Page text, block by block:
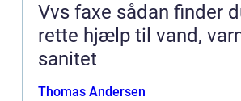
Vvs faxe sådan finder du den
rette hjælp til vand,
sanitet
Thomas Andersen